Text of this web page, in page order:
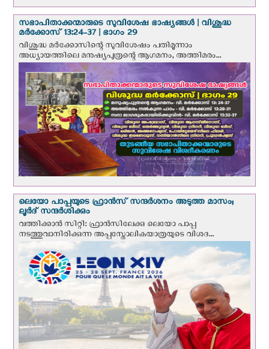
സഭാപിതാക്കന്മാരുടെ സുവിശേഷ ഭാഷ്യങ്ങള്‍ | വിശുദ്ധ
മര്‍ക്കോസ് 13:24-37 | ഭാഗം 29
വിശുദ്ധ മര്‍ക്കോസിന്റെ സുവിശേഷം പതിമൂന്നാം
അധ്യായത്തിലെ മനുഷ്യപുത്രന്റെ ആഗമനം, അത്തിമരം...
ലെയോ പാപ്പയുടെ ഫ്രാന്‍സ് സന്ദര്‍ശനം അടുത്ത മാസം;
ലൂര്‍ദ് സന്ദര്‍ശിക്കും
വത്തിക്കാന്‍ സിറ്റി: ഫ്രാൻസിലേക്കു ലെയോ പാപ്പ
നടത്തുവാനിരിക്കുന്ന അപ്പസ്തോലികയാത്രയുടെ വിശദ...